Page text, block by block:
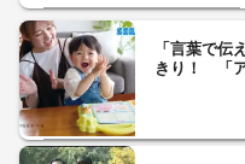
「言葉で伝
きり！ 「